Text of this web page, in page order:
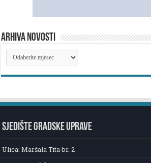
ARHIVA NOVOSTI
ARHIVA
NOVOSTI
SJEDIŠTE GRADSKE UPRAVE
Ulica: Maršala Tita br. 2